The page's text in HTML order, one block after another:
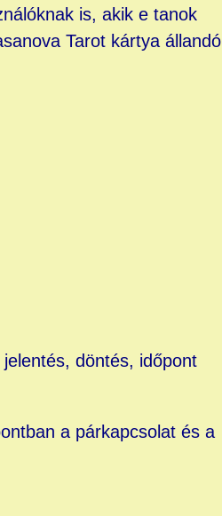
is, akik e tanok
Tarot kártya állandó
döntés, időpont
a párkapcsolat és a